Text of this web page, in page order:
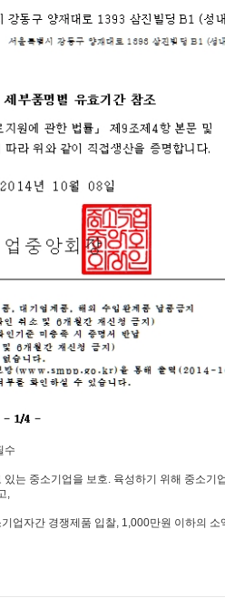
수
는 중소기업을 보호. 육성하기 위해 중소기
,
업자간 경쟁제품 입찰, 1,000만원 이하의 소